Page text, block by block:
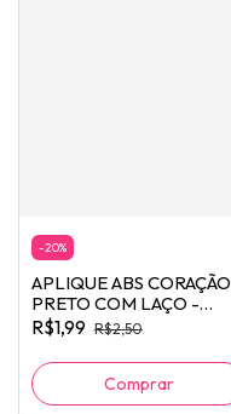
-20%
APLIQUE ABS CORAÇÃO
PRETO COM LAÇO -
2 UNIDADES
R$1,99 R$2,50